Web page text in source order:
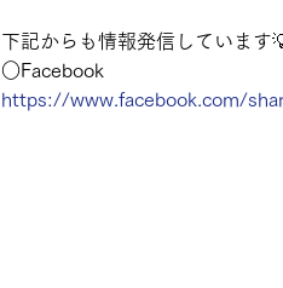
下記からも情報発信しています
○Facebook
https://www.facebook.com/